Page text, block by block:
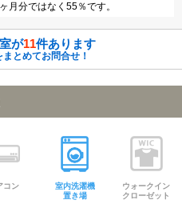
月分ではなく55％です。
が11件あります
とめてお問合せ！
コン
室内洗濯機
置き場
ウォークイン
クローゼット